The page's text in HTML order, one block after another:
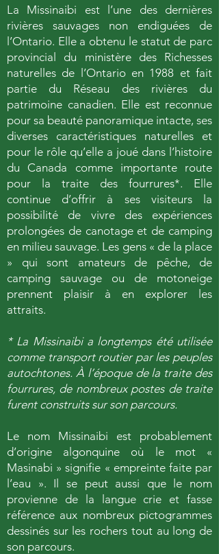
La Missinaibi est l’une des dernières
rivières sauvages non endiguées de
l’Ontario. Elle a obtenu le statut de parc
provincial du ministère des Richesses
naturelles de l’Ontario en 1988 et fait
partie du Réseau des rivières du
patrimoine canadien. Elle est reconnue
pour sa beauté panoramique intacte, ses
diverses caractéristiques naturelles et
pour le rôle qu’elle a joué dans l’histoire
du Canada comme importante route
pour la traite des fourrures*. Elle
continue d’offrir à ses visiteurs la
possibilité de vivre des expériences
prolongées de canotage et de camping
en milieu sauvage. Les gens « de la place
» qui sont amateurs de pêche, de
camping sauvage ou de motoneige
prennent plaisir à en explorer les
attraits.
* La Missinaibi a longtemps été utilisée
comme transport routier par les peuples
autochtones. À l’époque de la traite des
fourrures, de nombreux postes de traite
furent construits sur son parcours.
Le nom Missinaibi est probablement
d’origine algonquine où le mot «
Masinabi » signifie « empreinte faite par
l’eau ». Il se peut aussi que le nom
provienne de la langue crie et fasse
référence aux nombreux pictogrammes
dessinés sur les rochers tout au long de
son parcours.